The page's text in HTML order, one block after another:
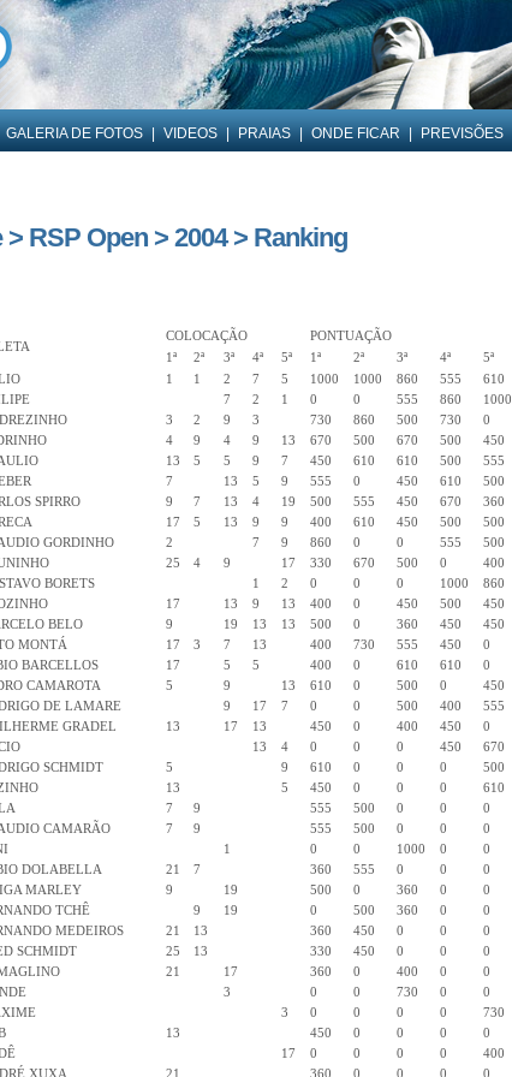
GALERIA DE FOTOS VIDEOS PRAIAS ONDE FICAR PREVISÕES
RSP Open > 2004 > Ranking
COLOCAÇÃO PONTUAÇÃO
1ª 2ª 3ª 4ª 5ª 1ª 2ª 3ª 4ª 5ª
1 1 2 7 5 1000 1000 860 555 610
7 2 1 0 0 555 860 1000
3 2 9 3 730 860 500 730 0
4 9 4 9 13 670 500 670 500 450
13 5 5 9 7 450 610 610 500 555
7 13 5 9 555 0 450 610 500
SPIRRO 9 7 13 4 19 500 555 450 670 360
17 5 13 9 9 400 610 450 500 500
GORDINHO 2 7 9 860 0 0 555 500
25 4 9 17 330 670 500 0 400
BORETS 1 2 0 0 0 1000 860
17 13 9 13 400 0 450 500 450
BELO 9 19 13 13 500 0 360 450 450
MONTÁ 17 3 7 13 400 730 555 450 0
BARCELLOS 17 5 5 400 0 610 610 0
CAMAROTA 5 9 13 610 0 500 0 450
DE LAMARE 9 17 7 0 0 500 400 555
GRADEL 13 17 13 450 0 400 450 0
13 4 0 0 0 450 670
SCHMIDT 5 9 610 0 0 0 500
13 5 450 0 0 0 610
7 9 555 500 0 0 0
CAMARÃO 7 9 555 500 0 0 0
1 0 0 1000 0 0
DOLABELLA 21 7 360 555 0 0 0
MARLEY 9 19 500 0 360 0 0
TCHÊ 9 19 0 500 360 0 0
MEDEIROS 21 13 360 450 0 0 0
SCHMIDT 25 13 330 450 0 0 0
21 17 360 0 400 0 0
3 0 0 730 0 0
3 0 0 0 0 730
13 450 0 0 0 0
17 0 0 0 0 400
XUXA 21 360 0 0 0 0